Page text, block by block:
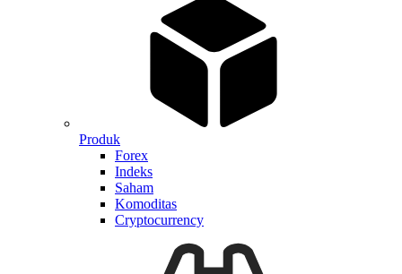
Produk
Forex
Indeks
Saham
Komoditas
Cryptocurrency